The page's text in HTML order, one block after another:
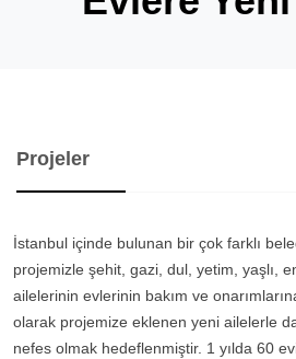
Projeler
İstanbul içinde bulunan bir çok farklı
projemizle şehit, gazi, dul, yetim, yaşlı,
ailelerinin evlerinin bakım ve
olarak projemize eklenen yeni ailelerle
nefes olmak hedeflenmiştir. 1 yılda 60